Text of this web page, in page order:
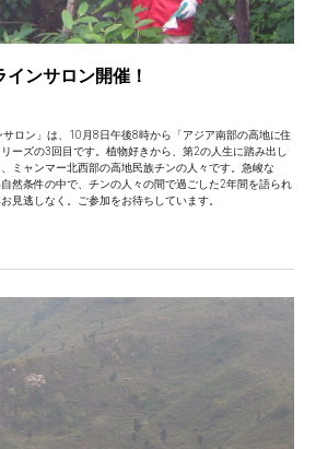
ンサロン開催！
ロン」は、10月8日午後8時から「アジア南部の高地に住
ーズの3回目です。植物好きから、第2の人生に踏み出し
ミャンマー北西部の高地民族チンの人々です。急峻な
然条件の中で、チンの人々の間で過ごした2年間を語られ
見逃しなく。ご参加をお待ちしています。